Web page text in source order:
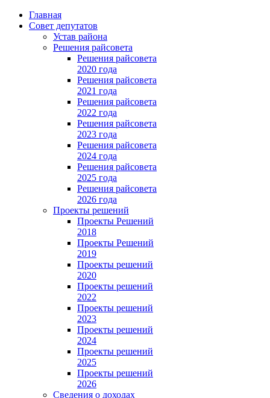
Главная
Совет депутатов
Устав района
Решения райсовета
Решения райсовета
2020 года
Решения райсовета
2021 года
Решения райсовета
2022 года
Решения райсовета
2023 года
Решения райсовета
2024 года
Решения райсовета
2025 года
Решения райсовета
2026 года
Проекты решений
Проекты Решений
2018
Проекты Решений
2019
Проекты решений
2020
Проекты решений
2022
Проекты решений
2023
Проекты решений
2024
Проекты решений
2025
Проекты решений
2026
Сведения о доходах